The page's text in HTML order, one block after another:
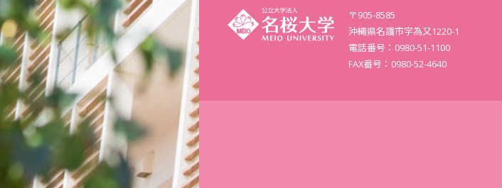
〒905-8585
沖縄県名護市字為又1220-1
電話番号：0980-51-1100
FAX番号：0980-52-4640